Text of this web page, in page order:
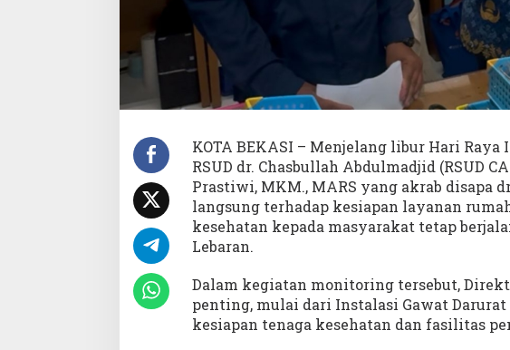
a
a
n
e
l
a
y
a
n
KOTA BEKASI – Menjelang libur Hari Raya
RSUD dr. Chasbullah Abdulmadjid (RSUD
Prastiwi, MKM., MARS yang akrab disapa
langsung terhadap kesiapan layanan
kesehatan kepada masyarakat tetap
Lebaran.
Dalam kegiatan monitoring tersebut,
penting, mulai dari Instalasi Gawat Darurat
kesiapan tenaga kesehatan dan fasilitas